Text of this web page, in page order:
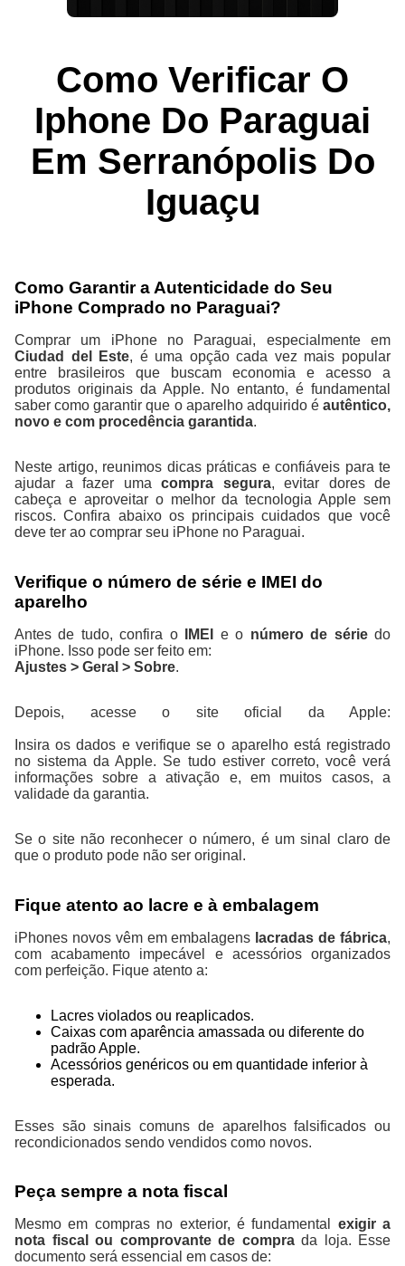
Como Verificar O
Iphone Do Paraguai
Em Serranópolis Do
Iguaçu
Como Garantir a Autenticidade do Seu
iPhone Comprado no Paraguai?
Comprar um iPhone no Paraguai, especialmente em
Ciudad del Este, é uma opção cada vez mais popular
entre brasileiros que buscam economia e acesso a
produtos originais da Apple. No entanto, é fundamental
saber como garantir que o aparelho adquirido é autêntico,
novo e com procedência garantida.
Neste artigo, reunimos dicas práticas e confiáveis para te
ajudar a fazer uma compra segura, evitar dores de
cabeça e aproveitar o melhor da tecnologia Apple sem
riscos. Confira abaixo os principais cuidados que você
deve ter ao comprar seu iPhone no Paraguai.
Verifique o número de série e IMEI do
aparelho
Antes de tudo, confira o IMEI e o número de sériedo
iPhone. Isso pode ser feito em:
Ajustes > Geral > Sobre.
Depois, acesse o site oficial da Apple:
Insira os dados e verifique se o aparelho está registrado
no sistema da Apple. Se tudo estiver correto, você verá
informações sobre a ativação e, em muitos casos, a
validade da garantia.
Se o site não reconhecer o número, é um sinal claro de
que o produto pode não ser original.
Fique atento ao lacre e à embalagem
iPhones novos vêm em embalagens lacradas de fábrica,
com acabamento impecável e acessórios organizados
com perfeição. Fique atento a:
Lacres violados ou reaplicados.
Caixas com aparência amassada ou diferente do
padrão Apple.
Acessórios genéricos ou em quantidade inferior à
esperada.
Esses são sinais comuns de aparelhos falsificados ou
recondicionados sendo vendidos como novos.
Peça sempre a nota fiscal
Mesmo em compras no exterior, é fundamental exigir a
nota fiscal ou comprovante de comprada loja. Esse
documento será essencial em casos de: